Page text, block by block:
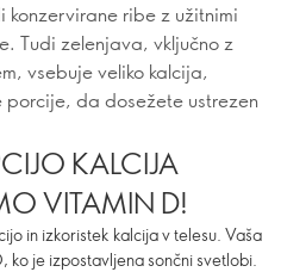
ribe z užitnimi
Tudi zelenjava, vključno z
vsebuje veliko kalcija,
da dosežete ustrezen
KALCIJA
VITAMIN D!
in izkoristek kalcija v telesu. Vaša
ko je izpostavljena sončni svetlobi.